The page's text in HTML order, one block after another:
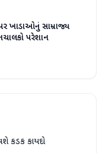
ખાડાઓનું સામ્રાજ્ય
પરેશાન
કડક કાયદો